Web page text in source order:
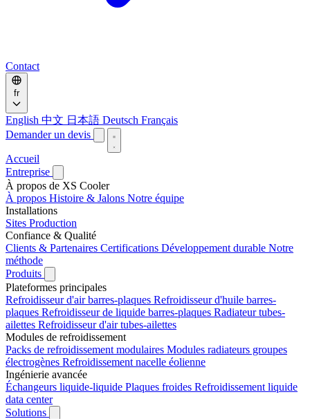
Contact
fr
English 中文 日本語 Deutsch Français
Demander un devis
Accueil
Entreprise
À propos de XS Cooler
À propos Histoire & Jalons Notre équipe
Installations
Sites Production
Confiance & Qualité
Clients & Partenaires Certifications Développement durable Notre
méthode
Produits
Plateformes principales
Refroidisseur d'air barres-plaques Refroidisseur d'huile barres-
plaques Refroidisseur de liquide barres-plaques Radiateur tubes-
ailettes Refroidisseur d'air tubes-ailettes
Modules de refroidissement
Packs de refroidissement modulaires Modules radiateurs groupes
électrogènes Refroidissement nacelle éolienne
Ingénierie avancée
Échangeurs liquide-liquide Plaques froides Refroidissement liquide
data center
Solutions